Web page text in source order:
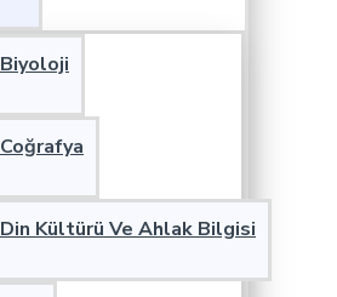
Biyoloji
Coğrafya
Din Kültürü Ve Ahlak Bilgisi